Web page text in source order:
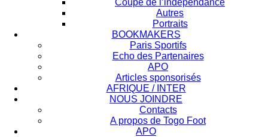
Coupe de l’indépendance
Autres
Portraits
BOOKMAKERS
Paris Sportifs
Echo des Partenaires
APO
Articles sponsorisés
AFRIQUE / INTER
NOUS JOINDRE
Contacts
A propos de Togo Foot
APO